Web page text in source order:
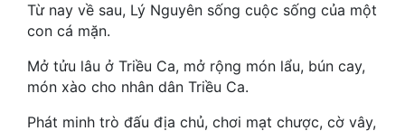
Hài Hước
Hệ Thống
Từ nay về sau, Lý Nguyên sống cuộc sống của một
con cá mặn.
Mở tửu lâu ở Triều Ca, mở rộng món lẩu, bún cay,
món xào cho nhân dân Triều Ca.
Phát minh trò đấu địa chủ, chơi mạt chược, cờ vây,